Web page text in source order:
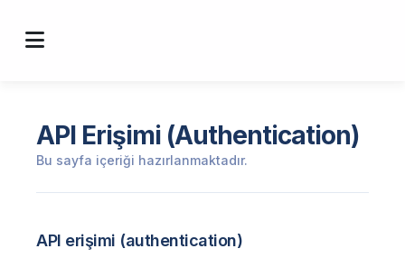
API Erişimi (Authentication)
Bu sayfa içeriği hazırlanmaktadır.
API erişimi (authentication)